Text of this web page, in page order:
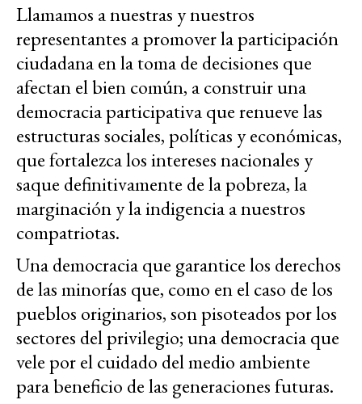
Llamamos a nuestras y nuestros
representantes a promover la participación
ciudadana en la toma de decisiones que
afectan el bien común, a construir una
democracia participativa que renueve las
estructuras sociales, políticas y económicas,
que fortalezca los intereses nacionales y
saque definitivamente de la pobreza, la
marginación y la indigencia a nuestros
compatriotas.
Una democracia que garantice los derechos
de las minorías que, como en el caso de los
pueblos originarios, son pisoteados por los
sectores del privilegio; una democracia que
vele por el cuidado del medio ambiente
para beneficio de las generaciones futuras.